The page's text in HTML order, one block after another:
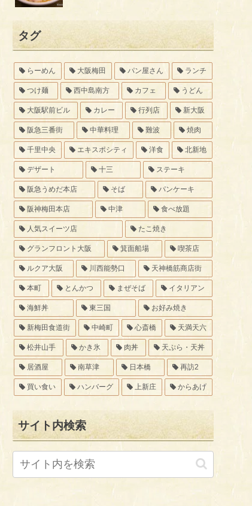
タグ
らーめん 大阪梅田 パン屋さん ランチ
つけ麺 西中島南方 カフェ うどん
大阪駅前ビル カレー 行列店 新大阪
阪急三番街 中華料理 難波 焼肉
千里中央 エキスポシティ 洋食 北新地
デザート 十三 ステーキ
阪急うめだ本店 そば パンケーキ
阪神梅田本店 中津 食べ放題
人気スイーツ店 たこ焼き
グランフロント大阪 箕面船場 喫茶店
ルクア大阪 川西能勢口 天神橋筋商店街
本町 とんかつ まぜそば イタリアン
海鮮丼 東三国 お好み焼き
新梅田食道街 中崎町 心斎橋 天満天六
松井山手 かき氷 肉丼 天ぷら・天丼
居酒屋 南草津 日本橋 再訪2
買い食い ハンバーグ 上新庄 からあげ
サイト内検索